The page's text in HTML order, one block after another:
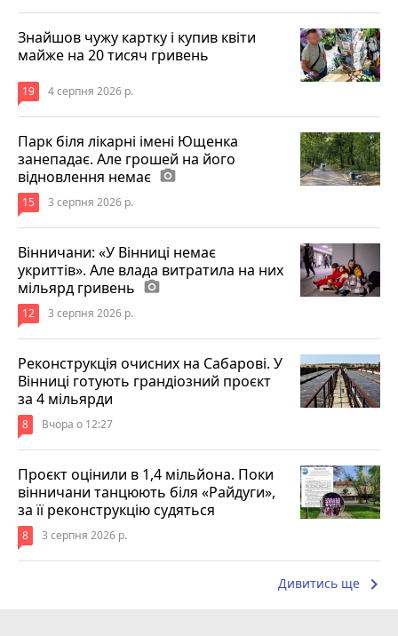
Знайшов чужу картку і купив квіти
майже на 20 тисяч гривень
19 4 серпня 2026 р.
Парк біля лікарні імені Ющенка
занепадає. Але грошей на його
відновлення немає photo_camera
15 3 серпня 2026 р.
Вінничани: «У Вінниці немає
укриттів». Але влада витратила на них
мільярд гривень photo_camera
12 3 серпня 2026 р.
Реконструкція очисних на Сабарові. У
Вінниці готують грандіозний проєкт
за 4 мільярди
8 Вчора о 12:27
Проєкт оцінили в 1,4 мільйона. Поки
вінничани танцюють біля «Райдуги»,
за її реконструкцію судяться
8 3 серпня 2026 р.
Дивитись ще keyboard_arrow_right